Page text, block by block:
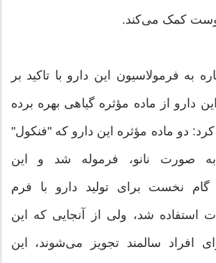
کمک می‌کند.
به فرمولاسیون این دارو با تاکید بر
این دارو از ماده مؤثره گیاهی بهره برده
دو ماده مؤثره این دارو که "فنکول"
صورت نانو، فرموله شد و این
گام نخست برای تولید دارو با فرم
استفاده شد، ولی از آنجایی که این
افراد سالمند تجویز می‌شوند، این